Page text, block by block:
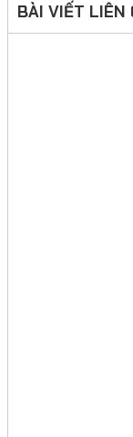
BÀI VIẾT LIÊN